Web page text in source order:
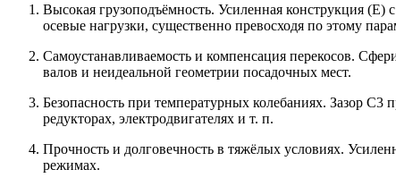
Высокая грузоподъёмность. Усиленная конструкция
осевые нагрузки, существенно превосходя по этому
Самоустанавливаемость и компенсация перекосов.
валов и неидеальной геометрии посадочных мест.
Безопасность при температурных колебаниях. Зазор
редукторах, электродвигателях и т. п.
Прочность и долговечность в тяжёлых условиях.
режимах.